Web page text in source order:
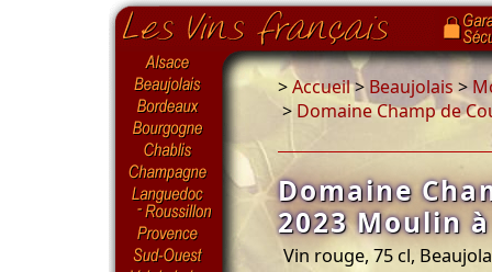
>Accueil>Beaujolais>
> Domaine Champ de
Domaine
2023 Moulin
Vin rouge, 75 cl,